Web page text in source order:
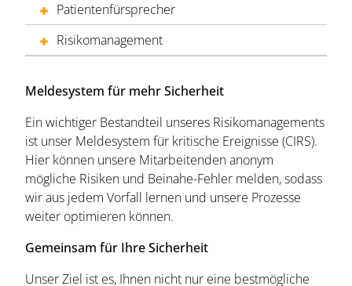
Patientenfürsprecher
Risikomanagement
Meldesystem für mehr Sicherheit
Ein wichtiger Bestandteil unseres Risikomanagements
ist unser Meldesystem für kritische Ereignisse (CIRS).
Hier können unsere Mitarbeitenden anonym
mögliche Risiken und Beinahe-Fehler melden, sodass
wir aus jedem Vorfall lernen und unsere Prozesse
weiter optimieren können.
Gemeinsam für Ihre Sicherheit
Unser Ziel ist es, Ihnen nicht nur eine bestmögliche